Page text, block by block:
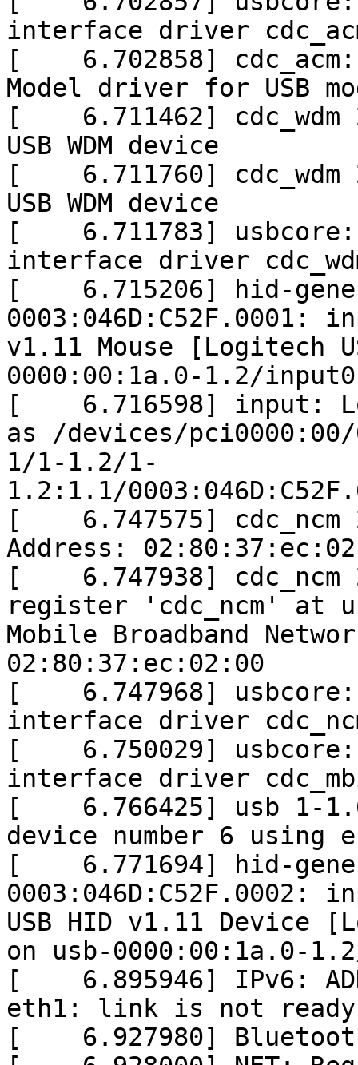
interface driver
[ 6.702858] cdc_acm:
Model driver for USB
[ 6.711462] cdc_wdm
USB WDM device
[ 6.711760] cdc_wdm
USB WDM device
[ 6.711783] usbcore:
interface driver
[ 6.715206] hid-
0003:046D:C52F.0001:
v1.11 Mouse [Logitech
0000:00:1a.0-1.2/input0
[ 6.716598] input:
as /devices/
1/1-1.2/1-
1.2:1.1/
[ 6.747575] cdc_ncm
Address:
[ 6.747938] cdc_ncm
register 'cdc_ncm' at
Mobile Broadband
02:80:37:ec:02:00
[ 6.747968] usbcore:
interface driver
[ 6.750029] usbcore:
interface driver
[ 6.766425] usb 1-
device number 6 using
[ 6.771694] hid-
0003:046D:C52F.0002:
USB HID v1.11 Device
on usb-0000:00:1a.0-
[ 6.895946] IPv6:
eth1: link is not ready
[ 6.927980]